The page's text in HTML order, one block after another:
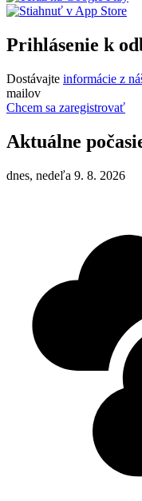
Prihlásenie k
Dostávajte informácie z
mailov
Chcem sa zaregistrovať
Aktuálne
dnes, nedeľa 9. 8. 2026